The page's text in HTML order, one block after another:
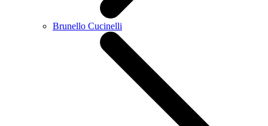
Brunello Cucinelli